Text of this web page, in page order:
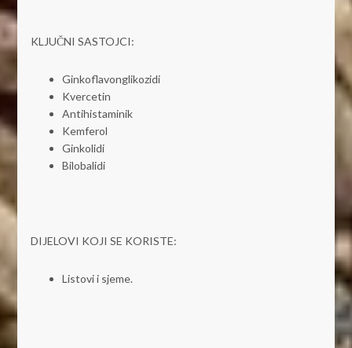
KLJUČNI SASTOJCI:
Ginkoflavonglikozidi
Kvercetin
Antihistaminik
Kemferol
Ginkolidi
Bilobalidi
DIJELOVI KOJI SE KORISTE:
Listovi i sjeme.